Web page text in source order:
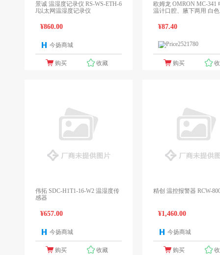
景诚 温湿度记录仪 RS-WS-ETH-6
J以太网温湿度记录仪
¥860.00
今扬商城
购买 收藏
欧姆龙 OMRON MC-341
温计口腔、腋下两用 白色 计价单
¥87.40
购买
伟拓 SDC-H1T1-16-W2 温湿度传
感器
¥657.00
今扬商城
购买 收藏
精创 温控报警器 RCW-
¥1,460.00
今扬商城
购买